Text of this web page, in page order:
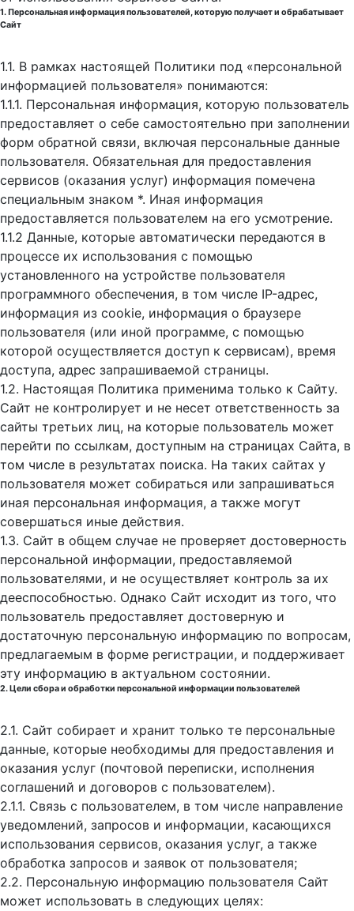
1. Персональная информация пользователей, которую получает и обрабатывает
Сайт
1.1. В рамках настоящей Политики под «персональной
информацией пользователя» понимаются:
1.1.1. Персональная информация, которую пользователь
предоставляет о себе самостоятельно при заполнении
форм обратной связи, включая персональные данные
пользователя. Обязательная для предоставления
сервисов (оказания услуг) информация помечена
специальным знаком *. Иная информация
предоставляется пользователем на его усмотрение.
1.1.2 Данные, которые автоматически передаются в
процессе их использования с помощью
установленного на устройстве пользователя
программного обеспечения, в том числе IP-адрес,
информация из cookie, информация о браузере
пользователя (или иной программе, с помощью
которой осуществляется доступ к cервисам), время
доступа, адрес запрашиваемой страницы.
1.2. Настоящая Политика применима только к Сайту.
Сайт не контролирует и не несет ответственность за
сайты третьих лиц, на которые пользователь может
перейти по ссылкам, доступным на страницах Сайта, в
том числе в результатах поиска. На таких сайтах у
пользователя может собираться или запрашиваться
иная персональная информация, а также могут
совершаться иные действия.
1.3. Сайт в общем случае не проверяет достоверность
персональной информации, предоставляемой
пользователями, и не осуществляет контроль за их
дееспособностью. Однако Сайт исходит из того, что
пользователь предоставляет достоверную и
достаточную персональную информацию по вопросам,
предлагаемым в форме регистрации, и поддерживает
эту информацию в актуальном состоянии.
2. Цели сбора и обработки персональной информации пользователей
2.1. Сайт собирает и хранит только те персональные
данные, которые необходимы для предоставления и
оказания услуг (почтовой переписки, исполнения
соглашений и договоров с пользователем).
2.1.1. Связь с пользователем, в том числе направление
уведомлений, запросов и информации, касающихся
использования сервисов, оказания услуг, а также
обработка запросов и заявок от пользователя;
2.2. Персональную информацию пользователя Сайт
может использовать в следующих целях: